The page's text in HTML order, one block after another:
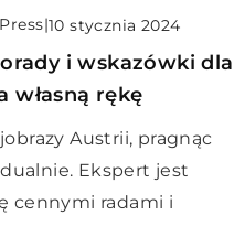
|10 stycznia 2024
i wskazówki dla
własną rękę
Austrii, pragnąc
Ekspert jest
cennymi radami i